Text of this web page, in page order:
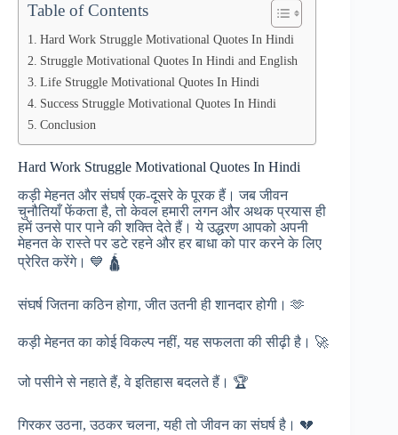
Table of Contents
Hard Work Struggle Motivational Quotes In Hindi
Struggle Motivational Quotes In Hindi and English
Life Struggle Motivational Quotes In Hindi
Success Struggle Motivational Quotes In Hindi
Conclusion
Hard Work Struggle Motivational Quotes In Hindi
कड़ी मेहनत और संघर्ष एक-दूसरे के पूरक हैं। जब जीवन
चुनौतियाँ फेंकता है, तो केवल हमारी लगन और अथक प्रयास ही
हमें उनसे पार पाने की शक्ति देते हैं। ये उद्धरण आपको अपनी
मेहनत के रास्ते पर डटे रहने और हर बाधा को पार करने के लिए
प्रेरित करेंगे। 💙 🛕
संघर्ष जितना कठिन होगा, जीत उतनी ही शानदार होगी। 🫶
कड़ी मेहनत का कोई विकल्प नहीं, यह सफलता की सीढ़ी है। 🚀
जो पसीने से नहाते हैं, वे इतिहास बदलते हैं। 🏆
गिरकर उठना, उठकर चलना, यही तो जीवन का संघर्ष है। 💔